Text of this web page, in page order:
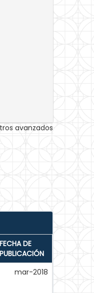
avanzados
FECHA DE
PUBLICACIÓN
mar-2018